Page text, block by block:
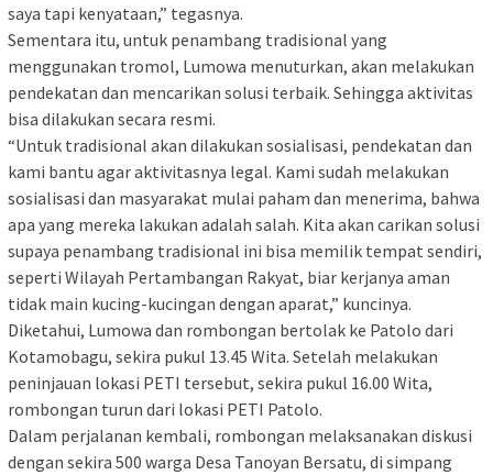
saya tapi kenyataan,” tegasnya.
Sementara itu, untuk penambang tradisional yang
menggunakan tromol, Lumowa menuturkan, akan melakukan
pendekatan dan mencarikan solusi terbaik. Sehingga aktivitas
bisa dilakukan secara resmi.
“Untuk tradisional akan dilakukan sosialisasi, pendekatan dan
kami bantu agar aktivitasnya legal. Kami sudah melakukan
sosialisasi dan masyarakat mulai paham dan menerima, bahwa
apa yang mereka lakukan adalah salah. Kita akan carikan solusi
supaya penambang tradisional ini bisa memilik tempat sendiri,
seperti Wilayah Pertambangan Rakyat, biar kerjanya aman
tidak main kucing-kucingan dengan aparat,” kuncinya.
Diketahui, Lumowa dan rombongan bertolak ke Patolo dari
Kotamobagu, sekira pukul 13.45 Wita. Setelah melakukan
peninjauan lokasi PETI tersebut, sekira pukul 16.00 Wita,
rombongan turun dari lokasi PETI Patolo.
Dalam perjalanan kembali, rombongan melaksanakan diskusi
dengan sekira 500 warga Desa Tanoyan Bersatu, di simpang